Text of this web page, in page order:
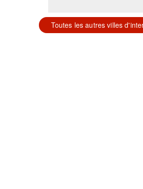
Toutes les autres villes